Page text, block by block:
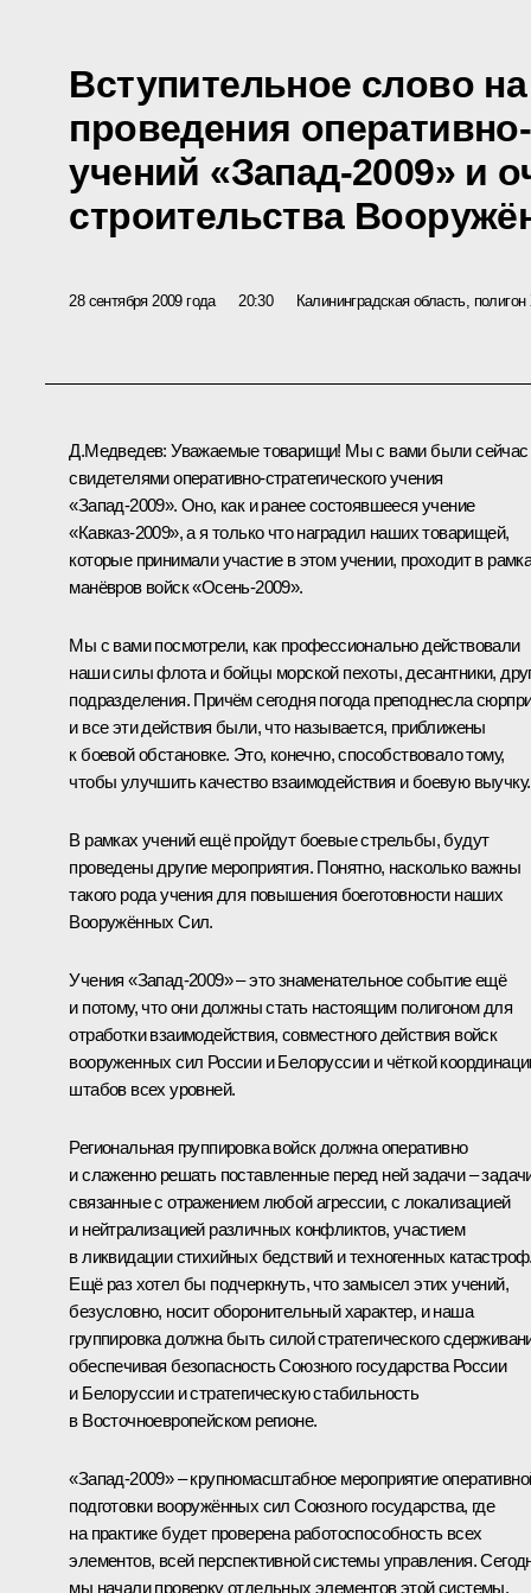
Вступительное слово
проведения
учений «Запад-2009» и
строительства
28 сентября 2009 года 20:30 Калининградская область,
Д.Медведев: Уважаемые товарищи! Мы с вами были сейчас
свидетелями оперативно-стратегического учения
«Запад-2009». Оно, как и ранее состоявшееся учение
«Кавказ-2009», а я только что наградил наших товарищей,
которые принимали участие в этом учении, проходит в
манёвров войск «Осень-2009».
Мы с вами посмотрели, как профессионально действовали
наши силы флота и бойцы морской пехоты, десантники,
подразделения. Причём сегодня погода преподнесла
и все эти действия были, что называется, приближены
к боевой обстановке. Это, конечно, способствовало тому,
чтобы улучшить качество взаимодействия и боевую выучку.
В рамках учений ещё пройдут боевые стрельбы, будут
проведены другие мероприятия. Понятно, насколько важны
такого рода учения для повышения боеготовности наших
Вооружённых Сил.
Учения «Запад-2009» – это знаменательное событие ещё
и потому, что они должны стать настоящим полигоном для
отработки взаимодействия, совместного действия войск
вооруженных сил России и Белоруссии и чёткой
штабов всех уровней.
Региональная группировка войск должна оперативно
и слаженно решать поставленные перед ней задачи –
связанные с отражением любой агрессии, с локализацией
и нейтрализацией различных конфликтов, участием
в ликвидации стихийных бедствий и техногенных
Ещё раз хотел бы подчеркнуть, что замысел этих учений,
безусловно, носит оборонительный характер, и наша
группировка должна быть силой стратегического
обеспечивая безопасность Союзного государства России
и Белоруссии и стратегическую стабильность
в Восточноевропейском регионе.
«Запад-2009» – крупномасштабное мероприятие
подготовки вооружённых сил Союзного государства, где
на практике будет проверена работоспособность всех
элементов, всей перспективной системы управления.
мы начали проверку отдельных элементов этой системы.